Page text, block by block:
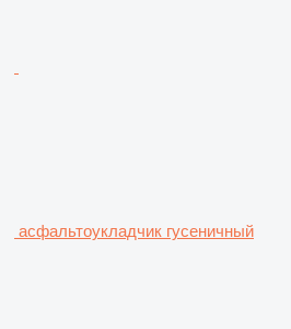
асфальтоукладчик гусеничный